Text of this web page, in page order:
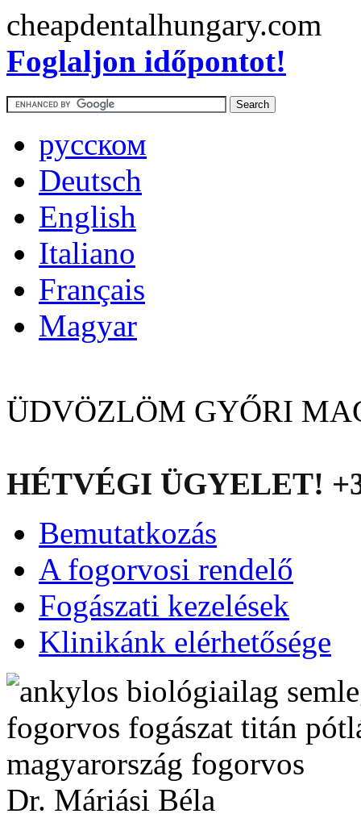
cheapdentalhungary.com
Foglaljon időpontot!
русском
Deutsch
English
Italiano
Français
Magyar
ÜDVÖZLÖM GYŐRI
HÉTVÉGI ÜGYELET!
Bemutatkozás
A fogorvosi rendelő
Fogászati kezelések
Klinikánk elérhetősége
Dr. Máriási Béla